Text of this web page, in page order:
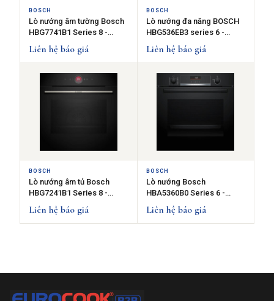
BOSCH
Lò nướng âm tường Bosch
HBG7741B1 Series 8 -
60cm - Màu đen.
Liên hệ báo giá
BOSCH
Lò nướng đa năng BOSCH
HBG536EB3 series 6 -
Công suất 3400W - 71L
Liên hệ báo giá
BOSCH
Lò nướng âm tủ Bosch
HBG7241B1 Series 8 -
60x60cm - 71L - Màu Đen
Liên hệ báo giá
BOSCH
Lò nướng Bosch
HBA5360B0 Series 6 -
AutoPilot 10
Liên hệ báo giá